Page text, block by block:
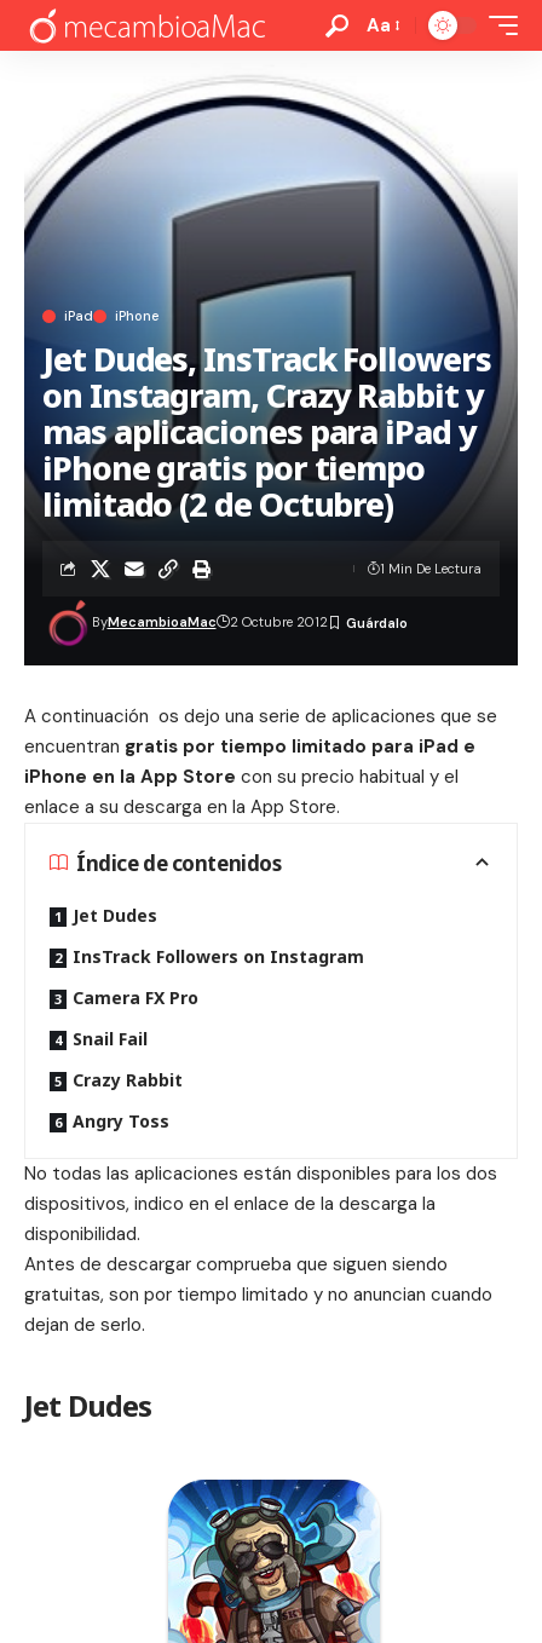
Aa
iPad iPhone
Jet Dudes, InsTrack Followers
on Instagram, Crazy Rabbit y
mas aplicaciones para iPad y
iPhone gratis por tiempo
limitado (2 de Octubre)
ByMecambioaMac 2 Octubre 2012
1 Min De Lectura
A continuación os dejo una serie de aplicaciones que se
encuentran gratis por tiempo limitado para iPad e
iPhone en la App Store con su precio habitual y el
enlace a su descarga en la App Store.
Índice de contenidos
Jet Dudes
InsTrack Followers on Instagram
Camera FX Pro
Snail Fail
Crazy Rabbit
Angry Toss
No todas las aplicaciones están disponibles para los dos
dispositivos, indico en el enlace de la descarga la
disponibilidad.
Antes de descargar comprueba que siguen siendo
gratuitas, son por tiempo limitado y no anuncian cuando
dejan de serlo.
Jet Dudes